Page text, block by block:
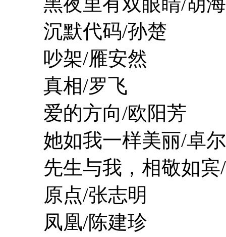
沉默代码/孙楚
吵架/雁安然
真相/罗飞
爱的方向/欧阳芳
她如我一样美丽/卓尔
先生与我，相敬如宾/
原点/张志明
凤凰/陈建珍